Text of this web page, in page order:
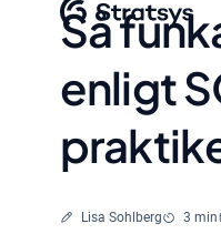
Så
enligt
Skriven av
Lisa Sohlberg Lästid
3 min